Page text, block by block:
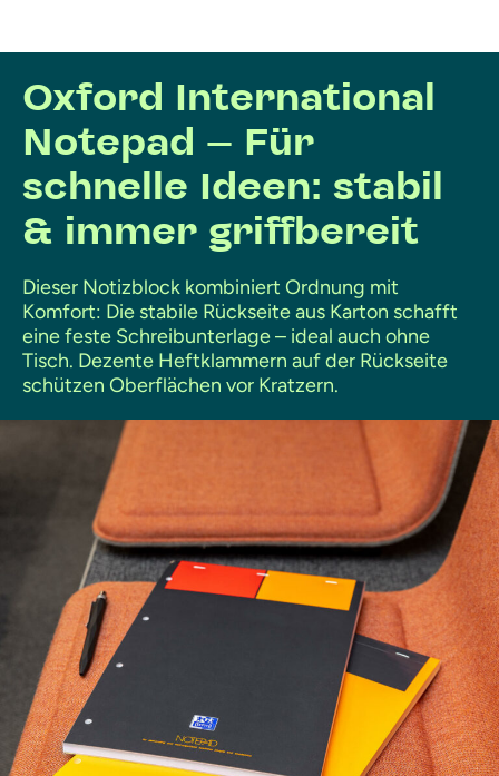
Oxford International
Notepad – Für
schnelle Ideen: stabil
& immer griffbereit
Dieser Notizblock kombiniert Ordnung mit
Komfort: Die stabile Rückseite aus Karton schafft
eine feste Schreibunterlage – ideal auch ohne
Tisch. Dezente Heftklammern auf der Rückseite
schützen Oberflächen vor Kratzern.